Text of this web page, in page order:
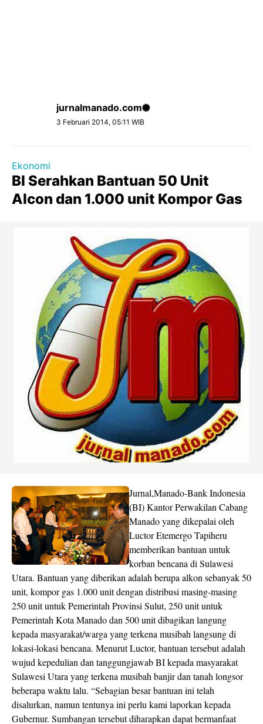
jurnalmanado.com
3 Februari 2014, 05:11 WIB
Ekonomi
BI Serahkan Bantuan 50 Unit
Alcon dan 1.000 unit Kompor Gas
Jurnal,Manado-Bank Indonesia
(BI) Kantor Perwakilan Cabang
Manado yang dikepalai oleh
Luctor Etemergo Tapiheru
memberikan bantuan untuk
korban bencana di Sulawesi
Utara. Bantuan yang diberikan adalah berupa alkon sebanyak 50
unit, kompor gas 1.000 unit dengan distribusi masing-masing
250 unit untuk Pemerintah Provinsi Sulut, 250 unit untuk
Pemerintah Kota Manado dan 500 unit dibagikan langung
kepada masyarakat/warga yang terkena musibah langsung di
lokasi-lokasi bencana. Menurut Luctor, bantuan tersebut adalah
wujud kepedulian dan tanggungjawab BI kepada masyarakat
Sulawesi Utara yang terkena musibah banjir dan tanah longsor
beberapa waktu lalu. “Sebagian besar bantuan ini telah
disalurkan, namun tentunya ini perlu kami laporkan kepada
Gubernur. Sumbangan tersebut diharapkan dapat bermanfaat